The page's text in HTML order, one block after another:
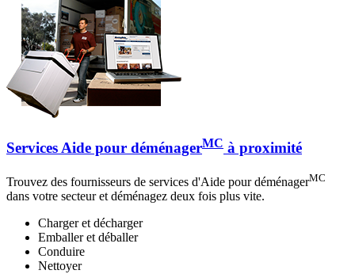
Services Aide pour déménagerMC à proximité
Trouvez des fournisseurs de services d'Aide pour déménagerMC
dans votre secteur et déménagez deux fois plus vite.
Charger et décharger
Emballer et déballer
Conduire
Nettoyer